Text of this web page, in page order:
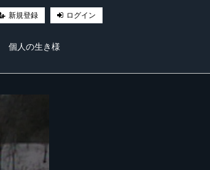
新規登録 ログイン
個人の生き様